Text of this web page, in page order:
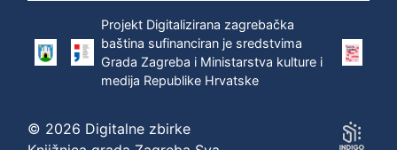
Projekt Digitalizirana zagrebačka
baština sufinanciran je sredstvima
Grada Zagreba i Ministarstva kulture i
medija Republike Hrvatske
© 2026 Digitalne zbirke